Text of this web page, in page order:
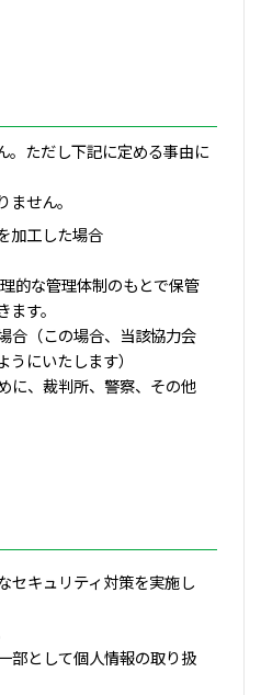
。ただし下記に定める事由に
せん。
加工した場合
的な管理体制のもとで保管
す。
合（この場合、当該協力会
にいたします）
に、裁判所、警察、その他
セキュリティ対策を実施し
部として個人情報の取り扱